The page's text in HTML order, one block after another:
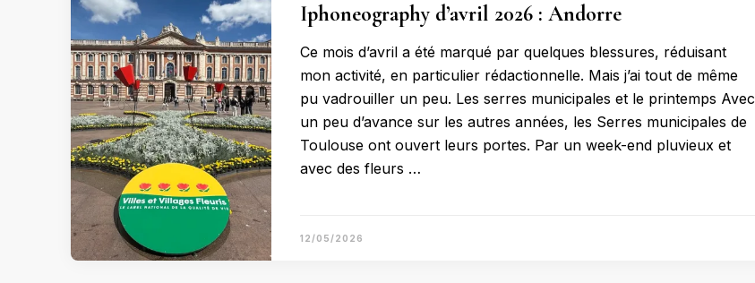
Iphoneography d’avril 2026 : Andorre
Ce mois d’avril a été marqué par quelques blessures, réduisant
mon activité, en particulier rédactionnelle. Mais j’ai tout de même
pu vadrouiller un peu. Les serres municipales et le printemps Avec
un peu d’avance sur les autres années, les Serres municipales de
Toulouse ont ouvert leurs portes. Par un week-end pluvieux et
avec des fleurs …
12/05/2026